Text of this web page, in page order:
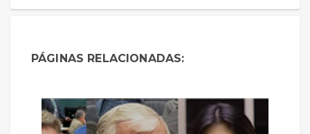
PÁGINAS RELACIONADAS: